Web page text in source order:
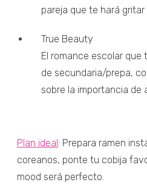
pareja que te hará
True Beauty
El romance escolar que
de secundaria/prepa,
sobre la importancia de
Plan ideal: Prepara ramen
coreanos, ponte tu cobija
mood será perfecto.